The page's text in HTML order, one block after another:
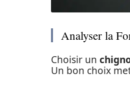
Analyser la
Choisir un
Un bon choix